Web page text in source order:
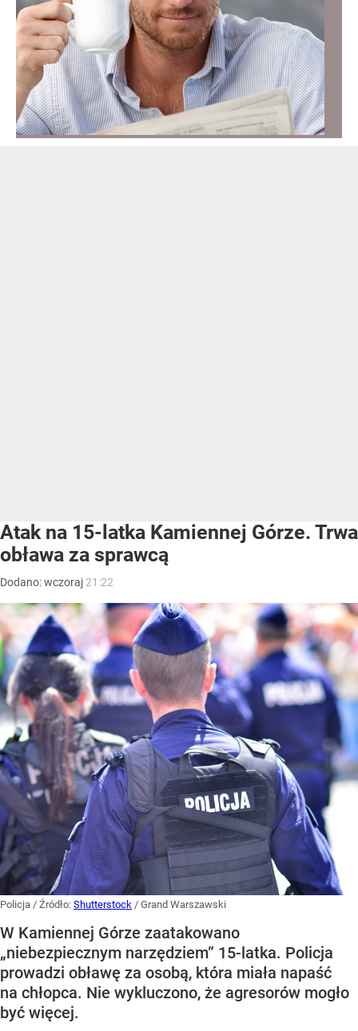
Atak na 15-latka Kamiennej Górze. Trwa
obława za sprawcą
Dodano:wczoraj 21:22
Policja / Źródło: Shutterstock / Grand Warszawski
W Kamiennej Górze zaatakowano
„niebezpiecznym narzędziem” 15-latka. Policja
prowadzi obławę za osobą, która miała napaść
na chłopca. Nie wykluczono, że agresorów mogło
być więcej.